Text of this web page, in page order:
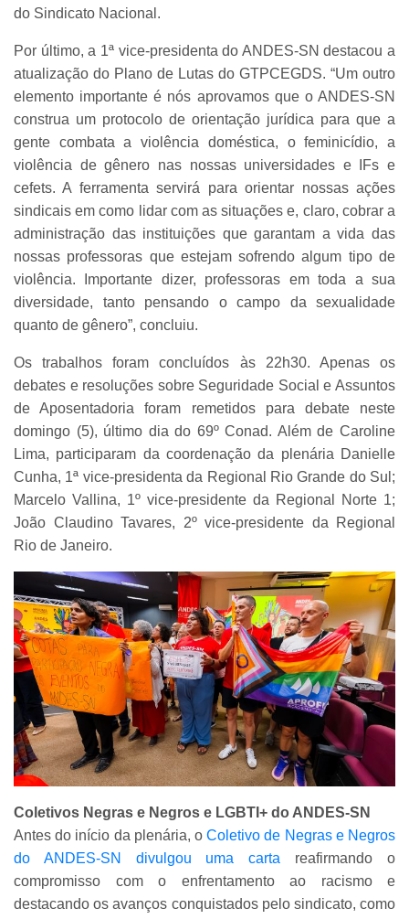
do Sindicato Nacional.
Por último, a 1ª vice-presidenta do ANDES-SN destacou a
atualização do Plano de Lutas do GTPCEGDS. “Um outro
elemento importante é nós aprovamos que o ANDES-SN
construa um protocolo de orientação jurídica para que a
gente combata a violência doméstica, o feminicídio, a
violência de gênero nas nossas universidades e IFs e
cefets. A ferramenta servirá para orientar nossas ações
sindicais em como lidar com as situações e, claro, cobrar a
administração das instituições que garantam a vida das
nossas professoras que estejam sofrendo algum tipo de
violência. Importante dizer, professoras em toda a sua
diversidade, tanto pensando o campo da sexualidade
quanto de gênero”, concluiu.
Os trabalhos foram concluídos às 22h30. Apenas os
debates e resoluções sobre Seguridade Social e Assuntos
de Aposentadoria foram remetidos para debate neste
domingo (5), último dia do 69º Conad. Além de Caroline
Lima, participaram da coordenação da plenária Danielle
Cunha, 1ª vice-presidenta da Regional Rio Grande do Sul;
Marcelo Vallina, 1º vice-presidente da Regional Norte 1;
João Claudino Tavares, 2º vice-presidente da Regional
Rio de Janeiro.
Coletivos Negras e Negros e LGBTI+ do ANDES-SN
Antes do início da plenária, oColetivo de Negras e Negros
do ANDES-SN divulgou uma carta reafirmando o
compromisso com o enfrentamento ao racismo e
destacando os avanços conquistados pelo sindicato, como